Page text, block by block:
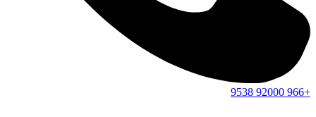
+966
92000
9538